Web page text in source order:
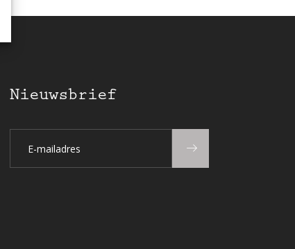
Nieuwsbrief